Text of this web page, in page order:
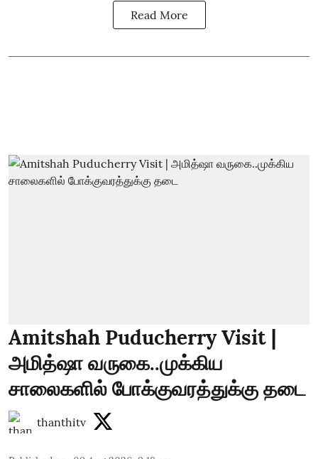
Read More
Amitshah Puducherry Visit |
அமித்ஷா வருகை..முக்கிய
சாலைகளில் போக்குவரத்துக்கு தடை
thanthitv